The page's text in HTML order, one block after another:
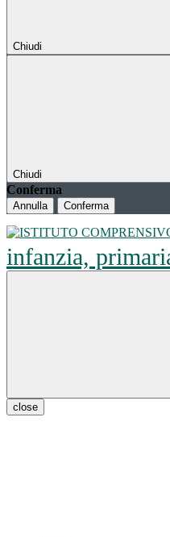
Chiudi
Chiudi
Conferma
Annulla Conferma
infanzia,
close